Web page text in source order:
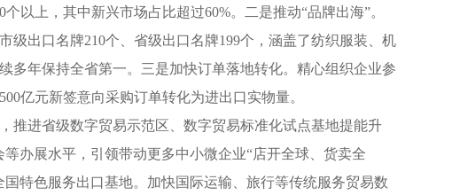
以上，其中新兴市场占比超过60%。二是推动“品牌出海”。
出口名牌210个、省级出口名牌199个，涵盖了纺织服装、机
多年保持全省第一。三是加快订单落地转化。精心组织企业参
亿元新签意向采购订单转化为进出口实物量。
推进省级数字贸易示范区、数字贸易标准化试点基地提能升
办展水平，引领带动更多中小微企业“店开全球、货卖全
特色服务出口基地。加快国际运输、旅行等传统服务贸易数